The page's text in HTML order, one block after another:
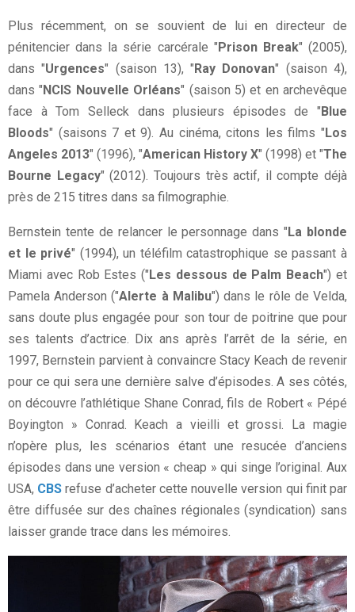
Plus récemment, on se souvient de lui en directeur de
pénitencier dans la série carcérale "Prison Break" (2005),
dans "Urgences" (saison 13), "Ray Donovan" (saison 4),
dans "NCIS Nouvelle Orléans" (saison 5) et en archevêque
face à Tom Selleck dans plusieurs épisodes de "Blue
Bloods" (saisons 7 et 9). Au cinéma, citons les films "Los
Angeles 2013" (1996), "American History X" (1998) et "The
Bourne Legacy" (2012). Toujours très actif, il compte déjà
près de 215 titres dans sa filmographie.
Bernstein tente de relancer le personnage dans "La blonde
et le privé" (1994), un téléfilm catastrophique se passant à
Miami avec Rob Estes ("Les dessous de Palm Beach") et
Pamela Anderson ("Alerte à Malibu") dans le rôle de Velda,
sans doute plus engagée pour son tour de poitrine que pour
ses talents d’actrice. Dix ans après l’arrêt de la série, en
1997, Bernstein parvient à convaincre Stacy Keach de revenir
pour ce qui sera une dernière salve d’épisodes. A ses côtés,
on découvre l’athlétique Shane Conrad, fils de Robert « Pépé
Boyington » Conrad. Keach a vieilli et grossi. La magie
n’opère plus, les scénarios étant une resucée d’anciens
épisodes dans une version « cheap » qui singe l’original. Aux
USA, CBS refuse d’acheter cette nouvelle version qui finit par
être diffusée sur des chaînes régionales (syndication) sans
laisser grande trace dans les mémoires.